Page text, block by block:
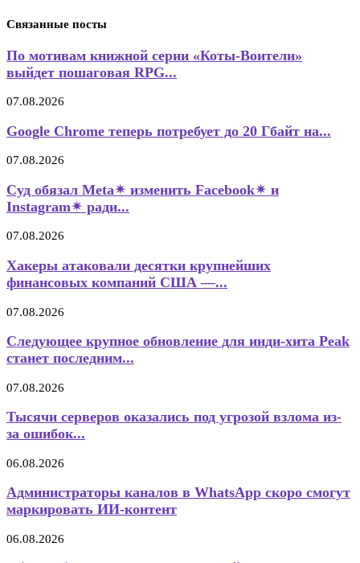
Связанные посты
По мотивам книжной серии «Коты-Воители»
выйдет пошаговая RPG...
07.08.2026
Google Chrome теперь потребует до 20 Гбайт на...
07.08.2026
Суд обязал Meta✴ изменить Facebook✴ и
Instagram✴ ради...
07.08.2026
Хакеры атаковали десятки крупнейших
финансовых компаний США —...
07.08.2026
Следующее крупное обновление для инди-хита Peak
станет последним...
07.08.2026
Тысячи серверов оказались под угрозой взлома из-
за ошибок...
06.08.2026
Администраторы каналов в WhatsApp скоро смогут
маркировать ИИ-контент
06.08.2026